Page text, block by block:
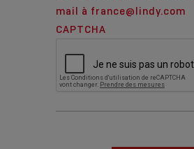
mail à france@lindy.com
CAPTCHA